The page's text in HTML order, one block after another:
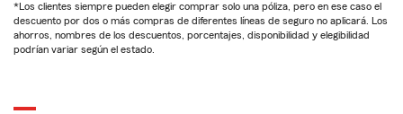
*Los clientes siempre pueden elegir comprar solo una póliza, pero en ese caso el
descuento por dos o más compras de diferentes líneas de seguro no aplicará. Los
ahorros, nombres de los descuentos, porcentajes, disponibilidad y elegibilidad
podrían variar según el estado.